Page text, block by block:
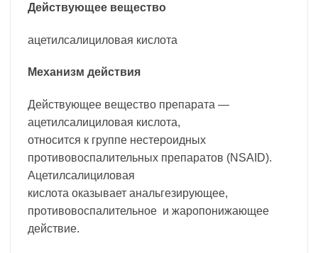
Действующее вещество
ацетилсалициловая кислота
Механизм действия
Действующее вещество препарата —
ацетилсалициловая кислота,
относится к группе нестероидных
противовоспалительных препаратов (NSAID).
Ацетилсалициловая
кислота оказывает анальгезирующее,
противовоспалительное и жаропонижающее
действие.